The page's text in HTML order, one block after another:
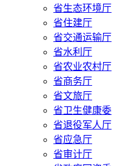
省生态环境厅
省住建厅
省交通运输厅
省水利厅
省农业农村厅
省商务厅
省文旅厅
省卫生健康委
省退役军人厅
省应急厅
省审计厅